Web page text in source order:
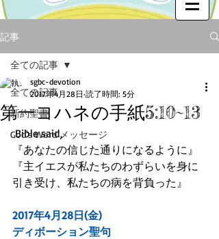
記事
全ての記事
新約聖書
God's Word メッセージ
全ての記事
第一ヨハネの手紙5:10~13
sgbc-devotion
2017年4月28日 読了時間: 5分
Bible said,
『あなたの信じた通りになるように』
『主イエスが私たちのわずらいを身に
引き受け、私たちの病を背負った』
2017年4月28日(金)
ディボーション聖句